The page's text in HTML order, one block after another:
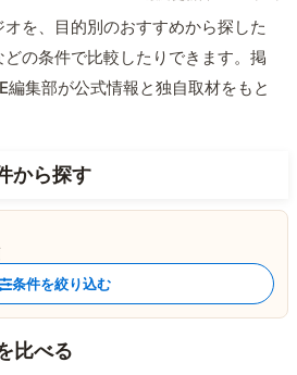
を、目的別のおすすめから探した
の条件で比較したりできます。掲
編集部が公式情報と独自取材をもと
から探す
条件を絞り込む
比べる